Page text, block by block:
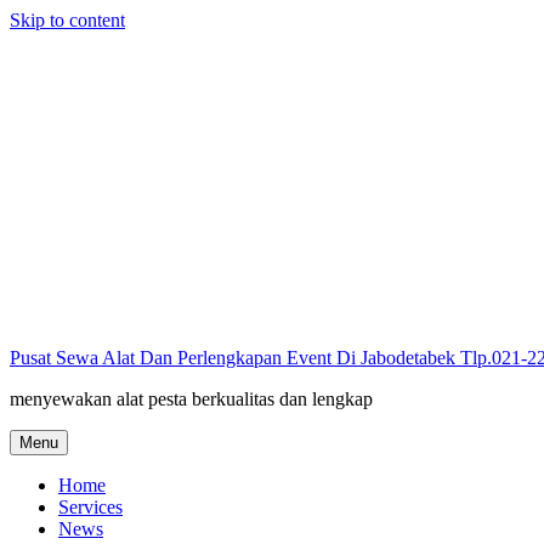
Skip to content
Pusat Sewa Alat Dan Perlengkapan Event Di Jabodetabek Tlp.021-
menyewakan alat pesta berkualitas dan lengkap
Menu
Home
Services
News